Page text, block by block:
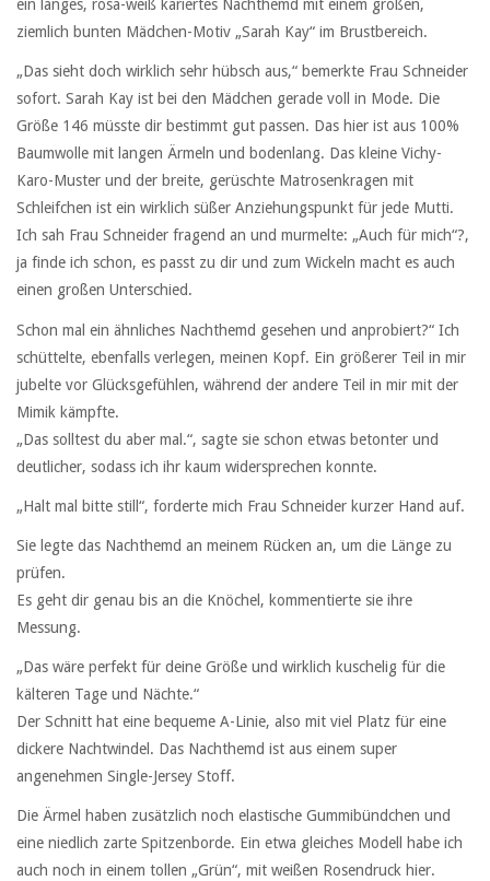
ein langes, rosa-weiß kariertes Nachthemd mit einem großen,
ziemlich bunten Mädchen-Motiv „Sarah Kay“ im Brustbereich.
„Das sieht doch wirklich sehr hübsch aus,“ bemerkte Frau Schneider
sofort. Sarah Kay ist bei den Mädchen gerade voll in Mode. Die
Größe 146 müsste dir bestimmt gut passen. Das hier ist aus 100%
Baumwolle mit langen Ärmeln und bodenlang. Das kleine Vichy-
Karo-Muster und der breite, gerüschte Matrosenkragen mit
Schleifchen ist ein wirklich süßer Anziehungspunkt für jede Mutti.
Ich sah Frau Schneider fragend an und murmelte: „Auch für mich“?,
ja finde ich schon, es passt zu dir und zum Wickeln macht es auch
einen großen Unterschied.
Schon mal ein ähnliches Nachthemd gesehen und anprobiert?“ Ich
schüttelte, ebenfalls verlegen, meinen Kopf. Ein größerer Teil in mir
jubelte vor Glücksgefühlen, während der andere Teil in mir mit der
Mimik kämpfte.
„Das solltest du aber mal.“, sagte sie schon etwas betonter und
deutlicher, sodass ich ihr kaum widersprechen konnte.
„Halt mal bitte still“, forderte mich Frau Schneider kurzer Hand auf.
Sie legte das Nachthemd an meinem Rücken an, um die Länge zu
prüfen.
Es geht dir genau bis an die Knöchel, kommentierte sie ihre
Messung.
„Das wäre perfekt für deine Größe und wirklich kuschelig für die
kälteren Tage und Nächte.“
Der Schnitt hat eine bequeme A-Linie, also mit viel Platz für eine
dickere Nachtwindel. Das Nachthemd ist aus einem super
angenehmen Single-Jersey Stoff.
Die Ärmel haben zusätzlich noch elastische Gummibündchen und
eine niedlich zarte Spitzenborde. Ein etwa gleiches Modell habe ich
auch noch in einem tollen „Grün“, mit weißen Rosendruck hier.